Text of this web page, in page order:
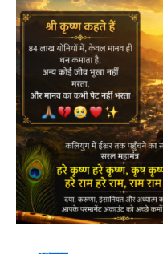
ने
खड़े
किए
कई
बड़े
सवाल